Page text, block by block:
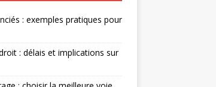
: exemples pratiques pour
: délais et implications sur